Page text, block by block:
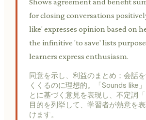
for closing conversations
like' expresses opinion based on
the infinitive 'to save' lists
learners express enthusiasm.
同意を示し、利益のまとめ；会話
くくるのに理想的。「Sounds like
とに基づく意見を表現し、不定詞
目的を列挙して、学習者が熱意を
けます。